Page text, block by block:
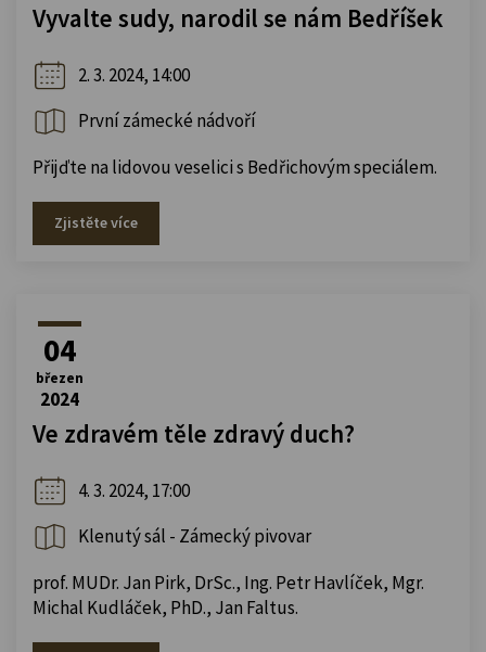
Vyvalte sudy, narodil se nám Bedříšek
2. 3. 2024, 14:00
První zámecké nádvoří
Přijďte na lidovou veselici s Bedřichovým speciálem.
Zjistěte více
04
březen
2024
Ve zdravém těle zdravý duch?
4. 3. 2024, 17:00
Klenutý sál - Zámecký pivovar
prof. MUDr. Jan Pirk, DrSc., Ing. Petr Havlíček, Mgr.
Michal Kudláček, PhD., Jan Faltus.